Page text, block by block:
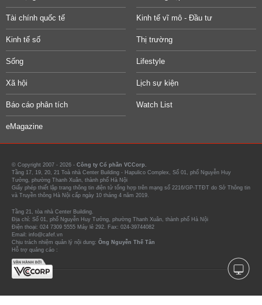
Tài chính quốc tế Kinh tế vĩ mô - Đầu tư
Kinh tế số Thị trường
Sống Lifestyle
Xã hội Lịch sự kiện
Báo cáo phân tích Watch List
eMagazine
© Copyright 2007 - 2026 - Công ty Cổ phần VCCorp.
Tầng 17, 19, 20, 21 Toà nhà Center Building - Hapulico Complex, Số 01, phố Nguyễn Huy
Tưởng, phường Thanh Xuân, thành phố Hà Nội
Giấy phép thiết lập trang thông tin điện tử tổng hợp trên mạng số 2216/GP-TTĐT do Sở Thông tin
và Truyền thông Hà Nội cấp ngày 10 tháng 4 năm 2019.
Tầng 21, tòa nhà Center Building.
Địa chỉ: Số 01, phố Nguyễn Huy Tưởng, phường Thanh Xuân, thành phố Hà Nội
Điện thoại: 024 7309 5555 Máy lẻ 292. Fax: 024-39744082
Email: info@cafef.vn
Chịu trách nhiệm quản lý nội dung: Ông Nguyễn Thế Tân
Hỗ trợ quảng cáo :